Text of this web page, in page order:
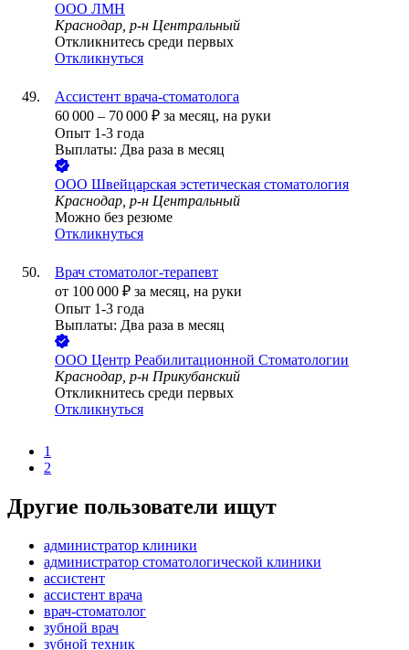
ООО ЛМН
Краснодар, р-н Центральный
Откликнитесь среди первых
Откликнуться
Ассистент врача-стоматолога
60 000 – 70 000 ₽ за месяц, на руки
Опыт 1-3 года
Выплаты: Два раза в месяц
ООО Швейцарская эстетическая стоматология
Краснодар, р-н Центральный
Можно без резюме
Откликнуться
Врач стоматолог-терапевт
от 100 000 ₽ за месяц, на руки
Опыт 1-3 года
Выплаты: Два раза в месяц
ООО Центр Реабилитационной Стоматологии
Краснодар, р-н Прикубанский
Откликнитесь среди первых
Откликнуться
1
2
Другие пользователи ищут
администратор клиники
администратор стоматологической клиники
ассистент
ассистент врача
врач-стоматолог
зубной врач
зубной техник